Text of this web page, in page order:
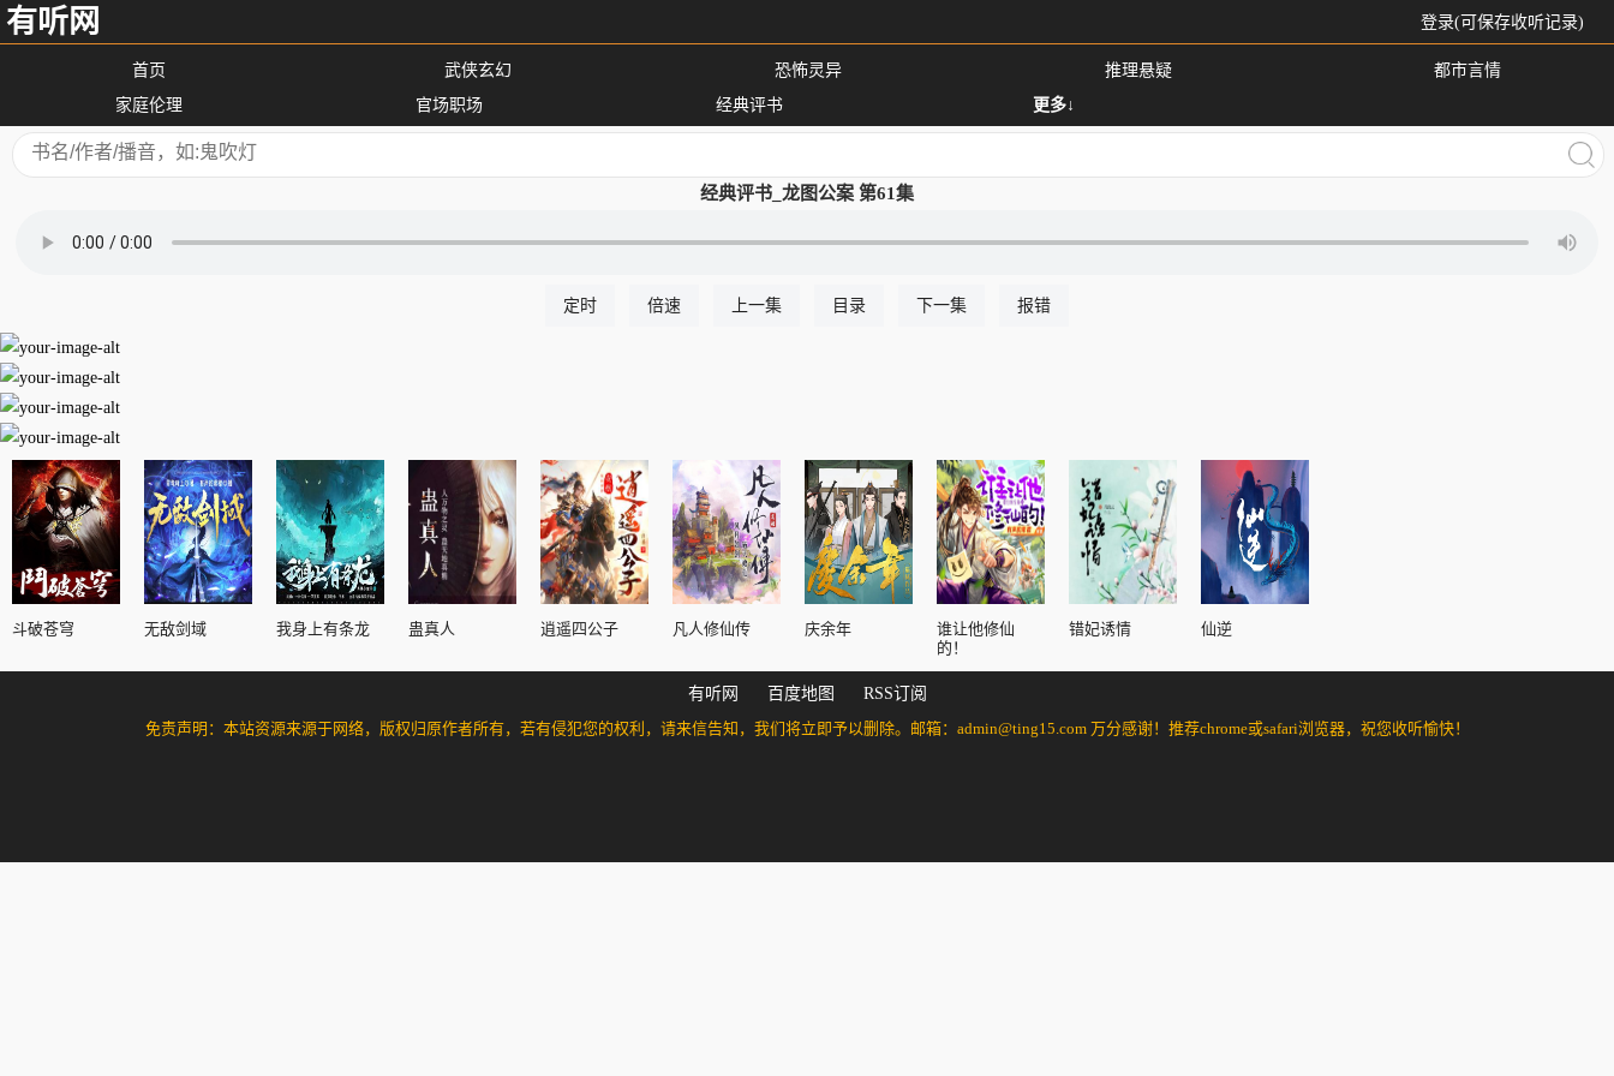
有听网 登录(可保存收听记录)
首页 武侠玄幻 恐怖灵异 推理悬疑
都市言情
家庭伦理
官场职场 经典评书 更多↓
经典评书_龙图公案 第61集
定时 倍速 上一集 目录 下一集 报错
斗破苍穹 无敌剑域 我身上有条龙 蛊真人 逍遥四公子 凡人修仙传 庆余年
谁让他修仙
的！
错妃诱情 仙逆
有听网 百度地图
RSS订阅
免责声明：本站资源来源于网络，版权归原作者所有，若有侵犯您的权利，请来信告知，我们将立即予以删除。邮箱：admin@ting15.com 万分感谢！推荐chrome或safari浏览器，祝您收听愉快！